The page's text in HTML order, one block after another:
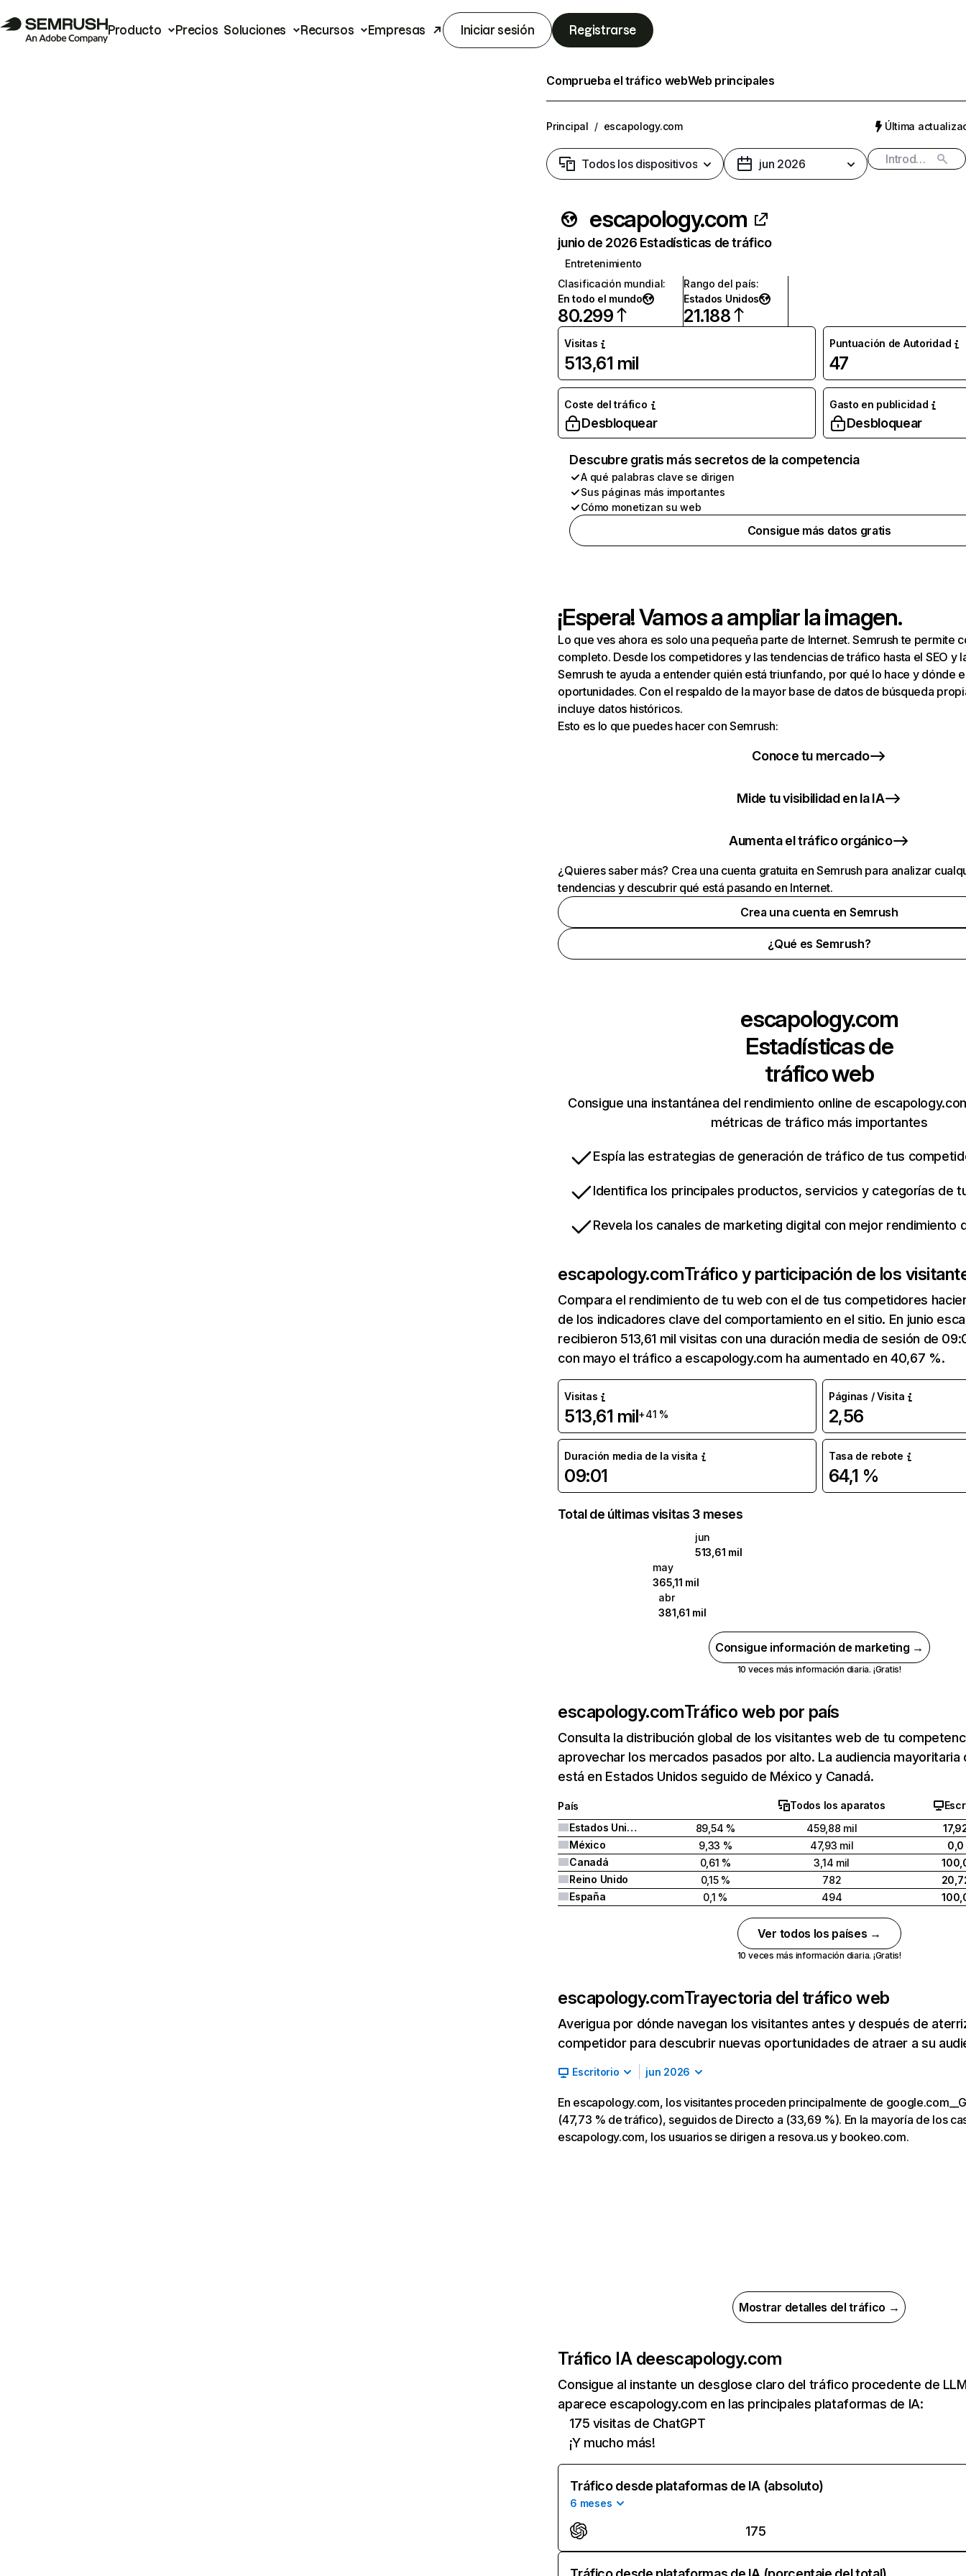
Producto Precios Soluciones Recursos Empresas Iniciar sesión Registrarse
Comprueba el tráfico webWeb principales
Principal / escapology.com Última
Todos los dispositivos jun 2026
escapology.com
junio de 2026 Estadísticas de tráfico
Entretenimiento
Clasificación mundial:
En todo el mundo
80.299
Rango del país:
Estados Unidos
21.188
Visitas
513,61 mil
Puntuación de Autoridad
47
Coste del tráfico
Desbloquear
Gasto en publicidad
Desbloquear
Descubre gratis más secretos de la competencia
A qué palabras clave se dirigen
Sus páginas más importantes
Cómo monetizan su web
Consigue más datos gratis
¡Espera! Vamos a ampliar la imagen.
Lo que ves ahora es solo una pequeña parte de Internet. Semrush te permite
completo. Desde los competidores y las tendencias de tráfico hasta el SEO y
Semrush te ayuda a entender quién está triunfando, por qué lo hace y dónde
oportunidades. Con el respaldo de la mayor base de datos de búsqueda
incluye datos históricos.
Esto es lo que puedes hacer con Semrush:
Conoce tu mercado
Mide tu visibilidad en la IA
Aumenta el tráfico orgánico
¿Quieres saber más? Crea una cuenta gratuita en Semrush para analizar
tendencias y descubrir qué está pasando en Internet.
Crea una cuenta en Semrush
¿Qué es Semrush?
escapology.com
Estadísticas de
tráfico web
Consigue una instantánea del rendimiento online de
métricas de tráfico más importantes
Espía las estrategias de generación de tráfico de tus
Identifica los principales productos, servicios y categorías de
Revela los canales de marketing digital con mejor rendimiento
escapology.comTráfico y participación de los
Compara el rendimiento de tu web con el de tus competidores
de los indicadores clave del comportamiento en el sitio. En junio
recibieron 513,61 mil visitas con una duración media de sesión de
con mayo el tráfico a escapology.com ha aumentado en 40,67 %.
Visitas
513,61 mil+41 %
Páginas / Visita
2,56
Duración media de la visita
09:01
Tasa de rebote
64,1 %
Total de últimas visitas 3 meses
jun
513,61 mil
may
365,11 mil
abr
381,61 mil
Consigue información de marketing →
10 veces más información diaria. ¡Gratis!
escapology.comTráfico web por país
Consulta la distribución global de los visitantes web de tu
aprovechar los mercados pasados por alto. La audiencia mayoritaria
está en Estados Unidos seguido de México y Canadá.
País Todos los aparatos
Estados Unidos
89,54 % 459,88 mil
México
9,33 % 47,93 mil
0,0
Canadá
0,61 % 3,14 mil
Reino Unido
0,15 % 782
España
0,1 % 494
Ver todos los países →
10 veces más información diaria. ¡Gratis!
escapology.comTrayectoria del tráfico web
Averigua por dónde navegan los visitantes antes y después de
competidor para descubrir nuevas oportunidades de atraer a su
Escritorio jun 2026
En escapology.com, los visitantes proceden principalmente de
(47,73 % de tráfico), seguidos de Directo a (33,69 %). En la mayoría de los
escapology.com, los usuarios se dirigen a resova.us y bookeo.com.
Mostrar detalles del tráfico →
Tráfico IA deescapology.com
Consigue al instante un desglose claro del tráfico procedente de
aparece escapology.com en las principales plataformas de IA:
175 visitas de ChatGPT
¡Y mucho más!
Tráfico desde plataformas de IA (absoluto)
6 meses
175